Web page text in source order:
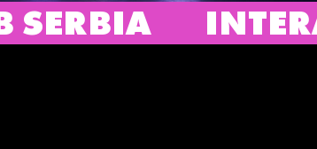
INTERACTIVE